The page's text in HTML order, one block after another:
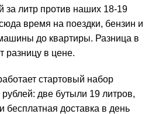
за литр против наших 18-19
время на поездки, бензин и
до квартиры. Разница в
разницу в цене.
стартовый набор
две бутыли 19 литров,
бесплатная доставка в день